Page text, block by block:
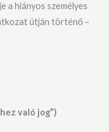
a hiányos személyes
útján történő –
való jog”)